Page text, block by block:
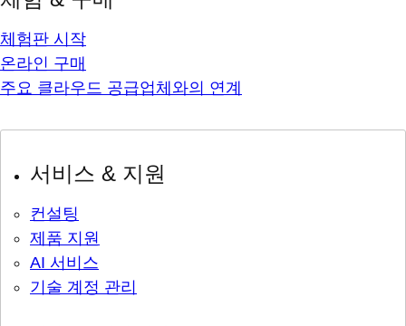
체험판 시작
온라인 구매
주요 클라우드 공급업체와의 연계
서비스 & 지원
컨설팅
제품 지원
AI 서비스
기술 계정 관리